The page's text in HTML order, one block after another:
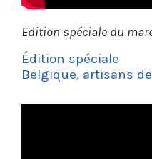
Edition spéciale du
Édition spéciale
Belgique, artisans